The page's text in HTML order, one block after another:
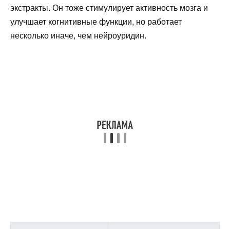
экстракты. Он тоже стимулирует активность мозга и
улучшает когнитивные функции, но работает
несколько иначе, чем нейроуридин.